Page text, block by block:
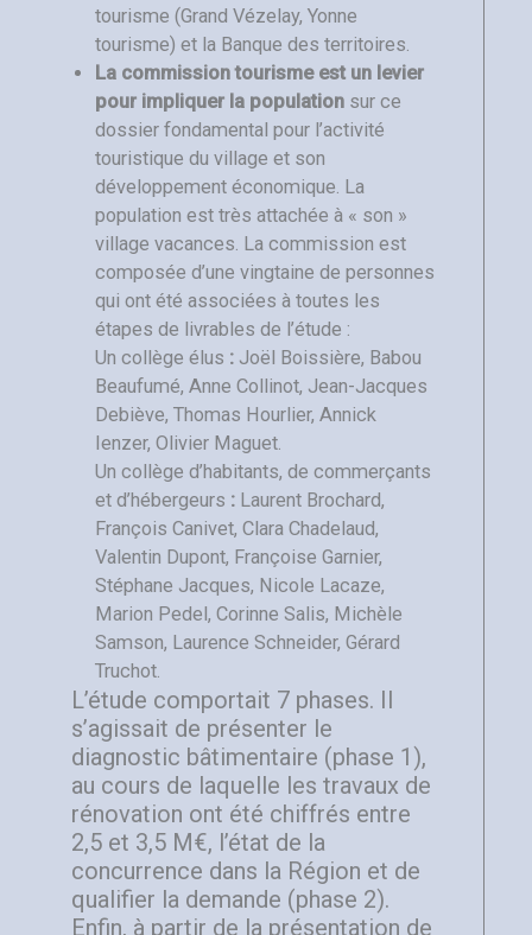
tourisme (Grand Vézelay, Yonne
tourisme) et la Banque des territoires.
La commission tourisme est un levier
pour impliquer la population sur ce
dossier fondamental pour l’activité
touristique du village et son
développement économique. La
population est très attachée à « son »
village vacances. La commission est
composée d’une vingtaine de personnes
qui ont été associées à toutes les
étapes de livrables de l’étude :
Un collège élus : Joël Boissière, Babou
Beaufumé, Anne Collinot, Jean-Jacques
Debiève, Thomas Hourlier, Annick
Ienzer, Olivier Maguet.
Un collège d’habitants, de commerçants
et d’hébergeurs : Laurent Brochard,
François Canivet, Clara Chadelaud,
Valentin Dupont, Françoise Garnier,
Stéphane Jacques, Nicole Lacaze,
Marion Pedel, Corinne Salis, Michèle
Samson, Laurence Schneider, Gérard
Truchot.
L’étude comportait 7 phases. Il
s’agissait de présenter le
diagnostic bâtimentaire (phase 1),
au cours de laquelle les travaux de
rénovation ont été chiffrés entre
2,5 et 3,5 M€, l’état de la
concurrence dans la Région et de
qualifier la demande (phase 2).
Enfin, à partir de la présentation de